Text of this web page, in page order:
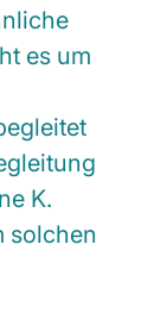
es um
K.
solchen